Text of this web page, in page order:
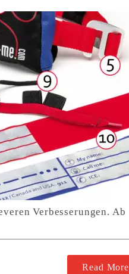
Verbesserungen. Ab
Read More